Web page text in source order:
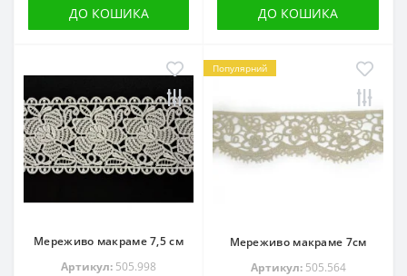
ДО КОШИКА ДО КОШИКА
Мереживо макраме 7,5 см
Артикул: 505.998
Популярний
Мереживо макраме 7см
Артикул:505.564